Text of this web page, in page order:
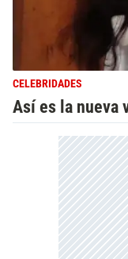
CELEBRIDADES
Así es la nueva